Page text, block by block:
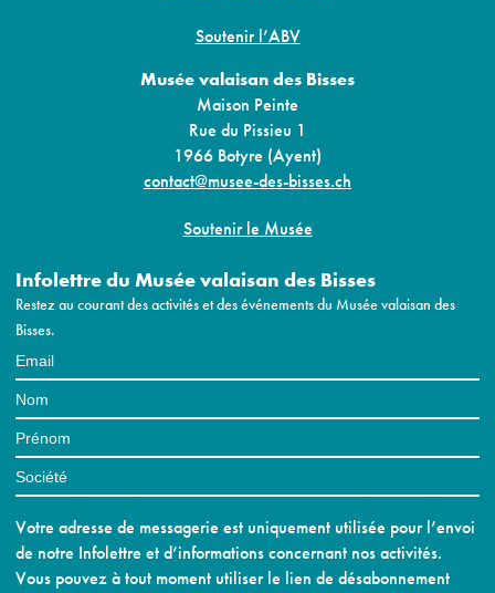
Soutenir l’ABV
Musée valaisan des Bisses
Maison Peinte
Rue du Pissieu 1
1966 Botyre (Ayent)
contact@musee-des-bisses.ch
Soutenir le Musée
Infolettre du Musée valaisan des Bisses
Restez au courant des activités et des événements du Musée valaisan des
Bisses.
Votre adresse de messagerie est uniquement utilisée pour l’envoi
de notre Infolettre et d’informations concernant nos activités.
Vous pouvez à tout moment utiliser le lien de désabonnement